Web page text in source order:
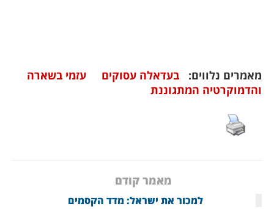
מאמרים נלווים: בעדאלה עסוקים
עזמי בשארה
והדמוקרטיה המתגוננת
מאמר קודם
למכור את ישראל: מדד הקסמים